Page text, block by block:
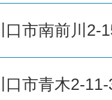
口市南前川2-
口市青木2-